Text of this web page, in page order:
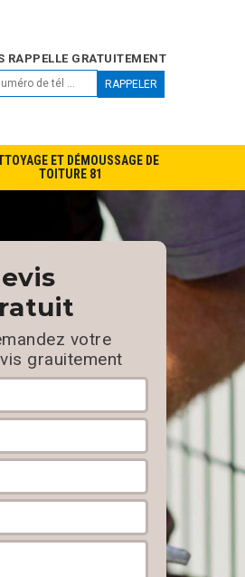
RAPPELLE GRATUITEMENT
ET DÉMOUSSAGE DE
TOITURE 81
votre
grauitement